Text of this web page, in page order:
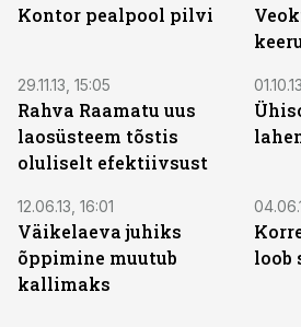
Kontor pealpool pilvi
29.11.13, 15:05
Rahva Raamatu uus
laosüsteem tõstis
oluliselt efektiivsust
12.06.13, 16:01
Väikelaeva juhiks
õppimine muutub
kallimaks
loob